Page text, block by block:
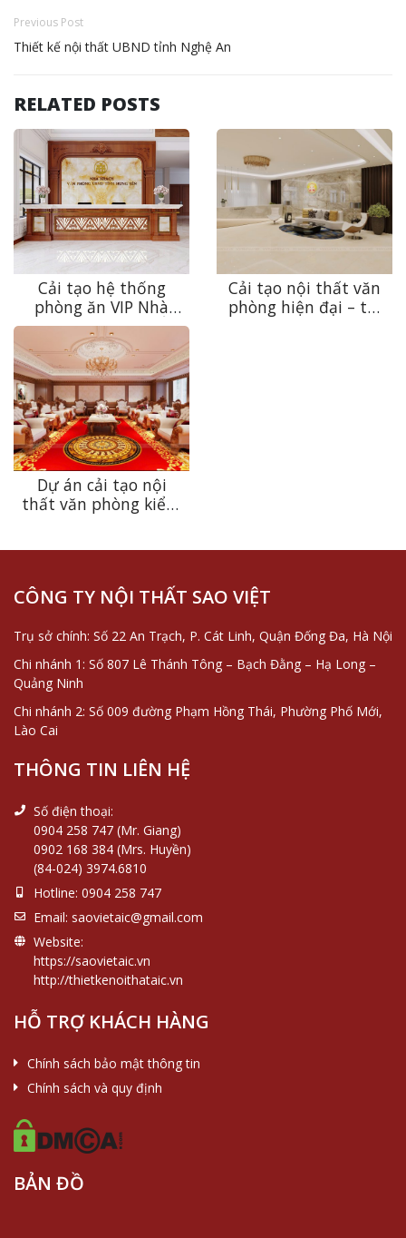
Previous Post
Thiết kế nội thất UBND tỉnh Nghệ An
RELATED POSTS
Cải tạo hệ thống
phòng ăn VIP Nhà
khách Văn phòng Ủy
ban nhân dân tỉnh
Hưng Yên
Cải tạo nội thất văn
phòng hiện đại – tối
Dự án cải tạo nội
thất văn phòng kiểm
CÔNG TY NỘI THẤT SAO VIỆT
Trụ sở chính: Số 22 An Trạch, P. Cát Linh, Quận Đống Đa, Hà Nội
Chi nhánh 1: Số 807 Lê Thánh Tông – Bạch Đằng – Hạ Long –
Quảng Ninh
Chi nhánh 2: Số 009 đường Phạm Hồng Thái, Phường Phố Mới,
Lào Cai
THÔNG TIN LIÊN HỆ
Số điện thoại:
0904 258 747 (Mr. Giang)
0902 168 384 (Mrs. Huyền)
(84-024) 3974.6810
Hotline: 0904 258 747
Email: saovietaic@gmail.com
Website:
https://saovietaic.vn
http://thietkenoithataic.vn
HỖ TRỢ KHÁCH HÀNG
Chính sách bảo mật thông tin
Chính sách và quy định
BẢN ĐỒ